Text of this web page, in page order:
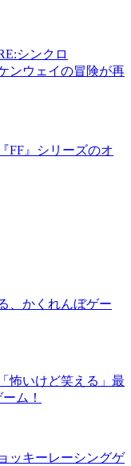
シンクロ
ンウェイの冒険が再
FF』シリーズのオ
、かくれんぼゲー
怖いけど笑える」最
ム！
ッキーレーシングゲ